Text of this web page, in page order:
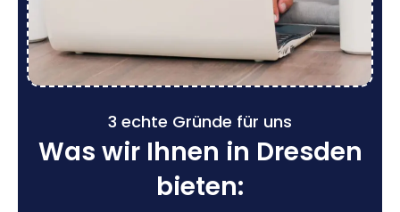
3 echte Gründe für uns
Was wir Ihnen in Dresden
bieten: